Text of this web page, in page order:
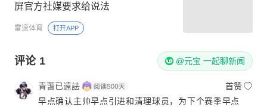
屏官方社媒要求给说法
雷速体育 打开APP
评论 1 @元宝 一起聊新闻
青萅已遠詓
首赞
早点确认主帅早点引进和清理球员，为下个赛季早点